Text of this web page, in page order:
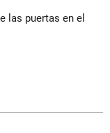
las puertas en el